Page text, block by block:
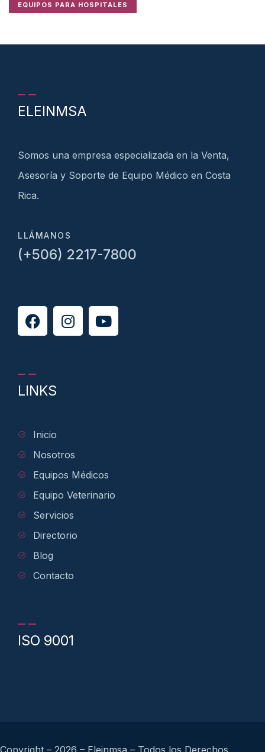
EQUIPOS PARA HOSPITALES
ELEINMSA
Somos una empresa especializada en la Venta,
Asesoría y Soporte de Equipo Médico en Costa
Rica.
LLÁMANOS
(+506) 2217-7800
LINKS
Inicio
Nosotros
Equipos Médicos
Equipo Veterinario
Servicios
Directorio
Blog
Contacto
ISO 9001